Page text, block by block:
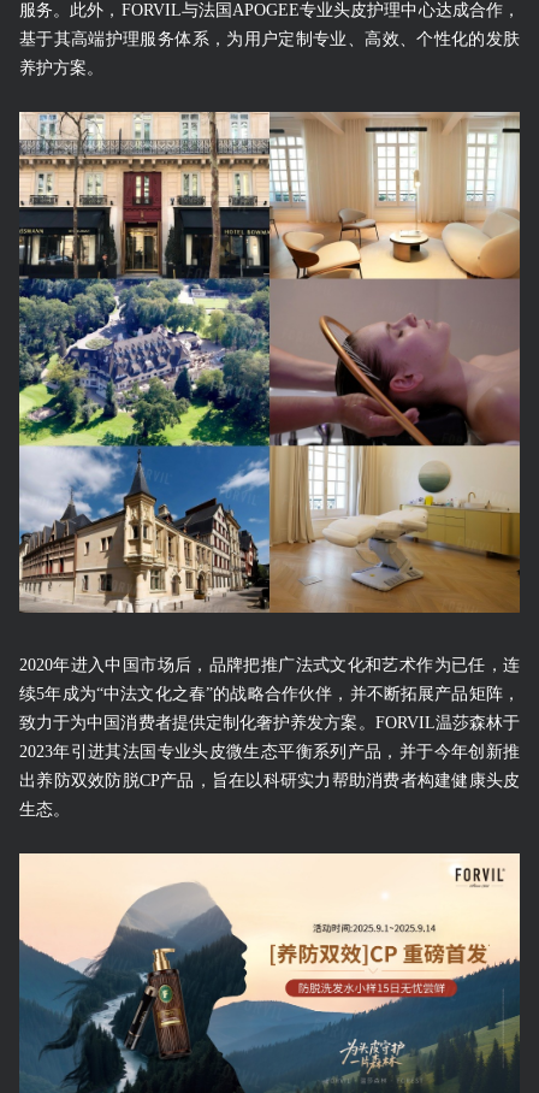
服务。此外，FORVIL与法国APOGEE专业头皮护理中心达成合作，
基于其高端护理服务体系，为用户定制专业、高效、个性化的发肤
养护方案。
2020年进入中国市场后，品牌把推广法式文化和艺术作为已任，连
续5年成为“中法文化之春”的战略合作伙伴，并不断拓展产品矩阵，
致力于为中国消费者提供定制化奢护养发方案。FORVIL温莎森林于
2023年引进其法国专业头皮微生态平衡系列产品，并于今年创新推
出养防双效防脱CP产品，旨在以科研实力帮助消费者构建健康头皮
生态。